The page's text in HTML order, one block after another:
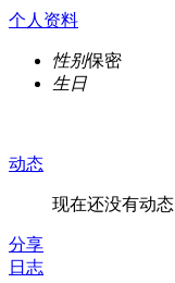
个人资料
性别保密
生日
动态
现在还没有动态
分享
日志